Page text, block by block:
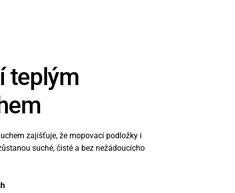
teplým
zajišťuje, že mopovací podložky i
suché, čisté a bez nežádoucícho